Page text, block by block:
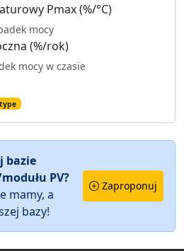
Pmax (%/°C)
mocy
(%/rok)
mocy w czasie
bazie
PV?
mamy, a
bazy!
Zaproponuj